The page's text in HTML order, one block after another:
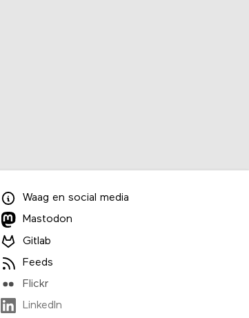
Waag en social media
Mastodon
Gitlab
Feeds
Flickr
LinkedIn